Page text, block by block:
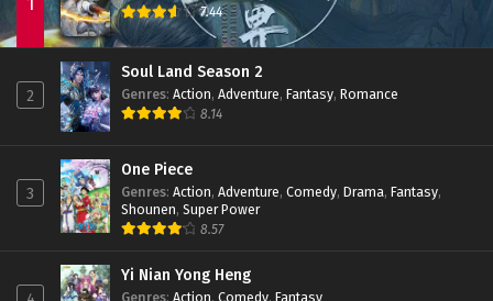
Eps 39 - December 7, 2022
Swallowed Star Season 2 Episode 38 Subtitle
Indonesia
Eps 38 - November 30, 2022
Indonesia
Eps 37 - November 22, 2022
Swallowed Star Season 2 Episode 36 Subtitle
Eps 36 - November 16, 2022
7.44
2
Soul Land Season 2
Genres: Action, Adventure, Fantasy, Romance
8.14
3
One Piece
Genres: Action, Adventure, Comedy, Drama, Fantasy,
Shounen, Super Power
8.57
Yi Nian Yong Heng
Genres: Action, Comedy, Fantasy